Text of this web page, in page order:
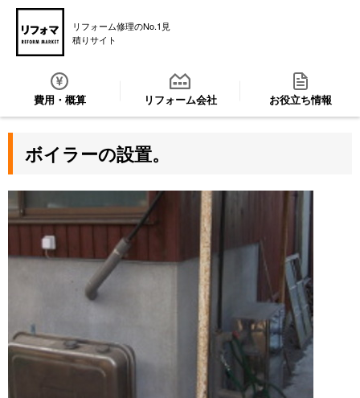
リフォーム修理のNo.1見
積りサイト
費用・概算 リフォーム会社 お役立ち情報
ボイラーの設置。